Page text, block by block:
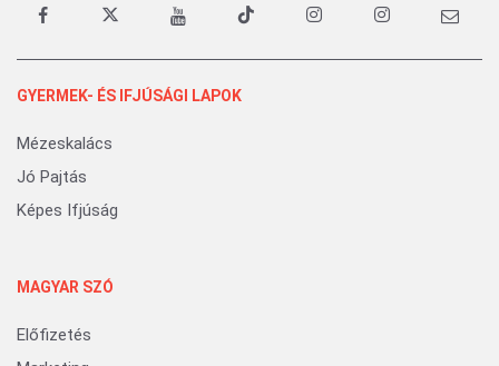
GYERMEK- ÉS IFJÚSÁGI LAPOK
Mézeskalács
Jó Pajtás
Képes Ifjúság
MAGYAR SZÓ
Előfizetés